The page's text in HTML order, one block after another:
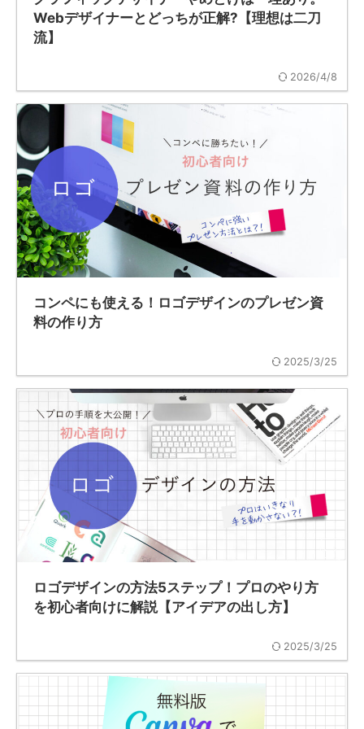
Webデザイナーとどっちが正解?【理想は二刀
流】
2026/4/8
コンペにも使える！ロゴデザインのプレゼン資
料の作り方
2025/3/25
ロゴデザインの方法5ステップ！プロのやり方
を初心者向けに解説【アイデアの出し方】
2025/3/25